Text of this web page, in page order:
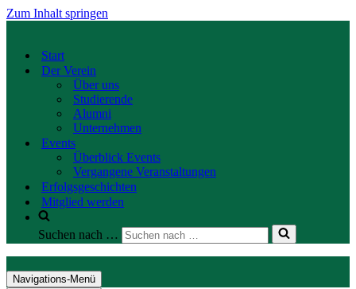
Zum Inhalt springen
Start
Der Verein
Über uns
Studierende
Alumni
Unternehmen
Events
Überblick Events
Vergangene Veranstaltungen
Erfolgsgeschichten
Mitglied werden
Suchen nach …
Navigations-Menü